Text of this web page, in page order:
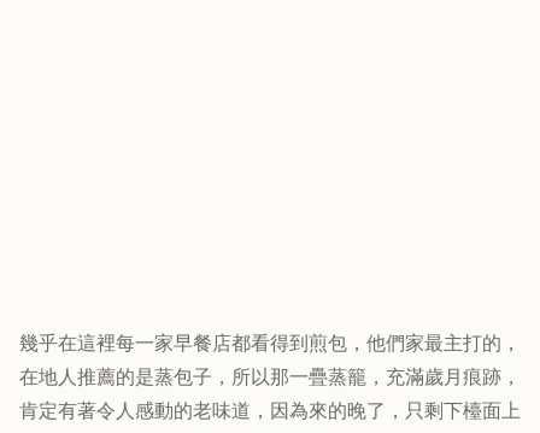
幾乎在這裡每一家早餐店都看得到煎包，他們家最主打的，
在地人推薦的是蒸包子，所以那一疊蒸籠，充滿歲月痕跡，
肯定有著令人感動的老味道，因為來的晚了，只剩下檯面上